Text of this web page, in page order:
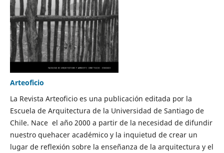
Arteoficio
La Revista Arteoficio es una publicación editada por la
Escuela de Arquitectura de la Universidad de Santiago de
Chile. Nace el año 2000 a partir de la necesidad de difundir
nuestro quehacer académico y la inquietud de crear un
lugar de reflexión sobre la enseñanza de la arquitectura y el